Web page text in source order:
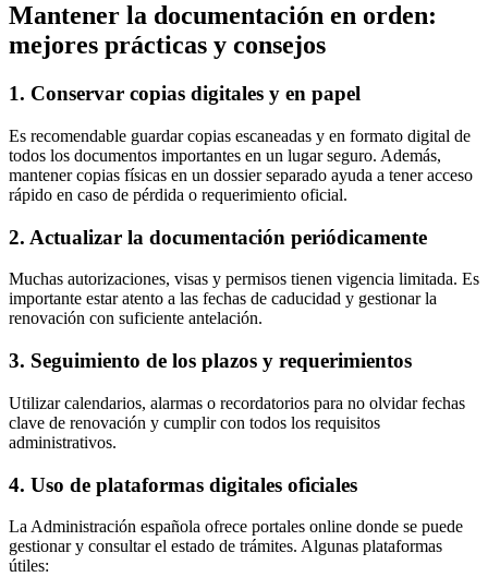
Mantener la documentación en orden:
mejores prácticas y consejos
1. Conservar copias digitales y en papel
Es recomendable guardar copias escaneadas y en formato digital de
todos los documentos importantes en un lugar seguro. Además,
mantener copias físicas en un dossier separado ayuda a tener acceso
rápido en caso de pérdida o requerimiento oficial.
2. Actualizar la documentación periódicamente
Muchas autorizaciones, visas y permisos tienen vigencia limitada. Es
importante estar atento a las fechas de caducidad y gestionar la
renovación con suficiente antelación.
3. Seguimiento de los plazos y requerimientos
Utilizar calendarios, alarmas o recordatorios para no olvidar fechas
clave de renovación y cumplir con todos los requisitos
administrativos.
4. Uso de plataformas digitales oficiales
La Administración española ofrece portales online donde se puede
gestionar y consultar el estado de trámites. Algunas plataformas
útiles: